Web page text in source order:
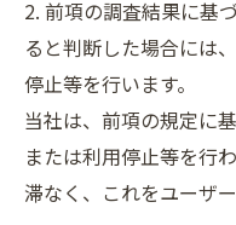
2. 前項の調査結果に基
ると判断した場合には
停止等を行います。
当社は、前項の規定に
または利用停止等を行
滞なく、これをユーザ